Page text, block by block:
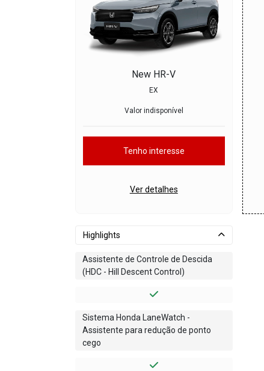
New HR-V
EX
Valor indisponível
Tenho interesse
Ver detalhes
Highlights
Assistente de Controle de Descida
(HDC - Hill Descent Control)
Sistema Honda LaneWatch -
Assistente para redução de ponto
cego